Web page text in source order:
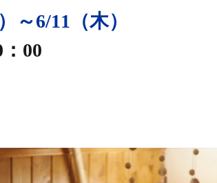
11（木）まで上映
～6/11（木）
00